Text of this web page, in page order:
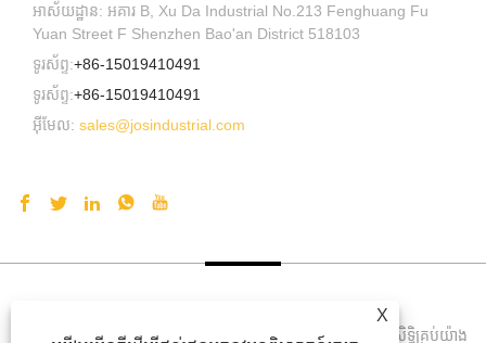
អាស័យដ្ឋាន: អគារ B, Xu Da Industrial No.213 Fenghuang Fu
Yuan Street F Shenzhen Bao'an District 518103
ទូរស័ព្ទ:+86-15019410491
ទូរស័ព្ទ:+86-15019410491
អ៊ីមែល: sales@josindustrial.com
រក្សាសិទ្ធិ © 2021 Shenzhen Jos Technology Co., Ltd. រក្សាសិទ្ធិគ្រប់យ៉ាង
X